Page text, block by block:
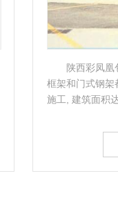
陕西彩凤
框架和门式钢架
施工, 建筑面积